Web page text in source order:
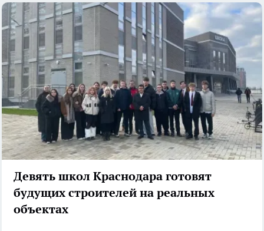
Девять школ Краснодара готовят
будущих строителей на реальных
объектах